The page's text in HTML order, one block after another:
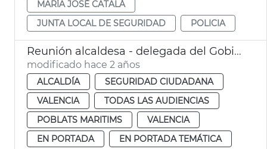
MARÍA JOSÉ CATALÁ
JUNTA LOCAL DE SEGURIDAD
POLICIA
Reunión alcaldesa - delegada del Gobierno
modificado hace 2 años
ALCALDÍA
SEGURIDAD CIUDADANA
VALENCIA
TODAS LAS AUDIENCIAS
POBLATS MARITIMS
VALENCIA
EN PORTADA
EN PORTADA TEMÁTICA